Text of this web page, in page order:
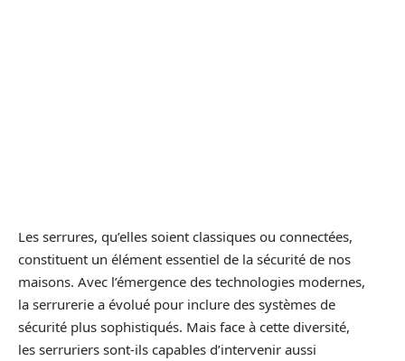
Les serrures, qu’elles soient classiques ou connectées,
constituent un élément essentiel de la sécurité de nos
maisons. Avec l’émergence des technologies modernes,
la serrurerie a évolué pour inclure des systèmes de
sécurité plus sophistiqués. Mais face à cette diversité,
les serruriers sont-ils capables d’intervenir aussi